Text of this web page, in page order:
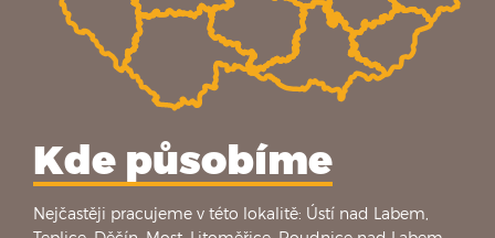
Kde působíme
Nejčastěji pracujeme v této lokalitě: Ústí nad Labem,